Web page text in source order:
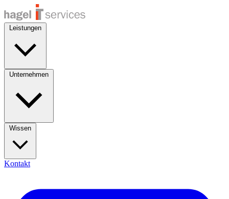
Kontakt